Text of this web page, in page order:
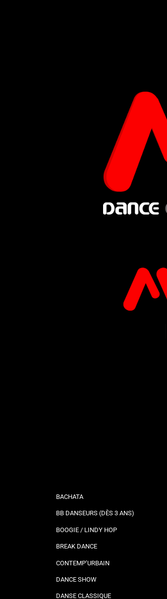
BACHATA
BB DANSEURS (DÈS 3 ANS)
BOOGIE / LINDY HOP
BREAK DANCE
CONTEMP’URBAIN
DANCE SHOW
DANSE CLASSIQUE